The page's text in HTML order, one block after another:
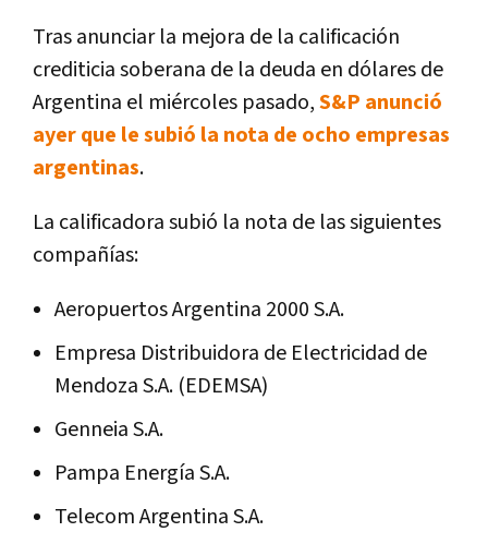
Tras anunciar la mejora de la calificación
crediticia soberana de la deuda en dólares de
Argentina el miércoles pasado,S&P anunció
ayer que le subió la nota de ocho empresas
argentinas.
La calificadora subió la nota de las siguientes
compañías:
Aeropuertos Argentina 2000 S.A.
Empresa Distribuidora de Electricidad de
Mendoza S.A. (EDEMSA)
Genneia S.A.
Pampa Energía S.A.
Telecom Argentina S.A.